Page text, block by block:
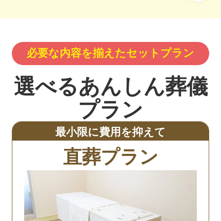
必要な内容を揃えたセットプラン
選べるあんしん葬儀
プラン
最小限に費用を抑えて
直葬プラン